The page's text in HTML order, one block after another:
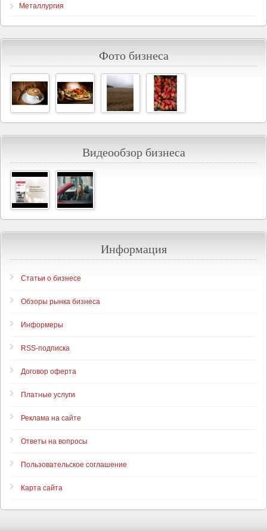
Металлургия
Фото бизнеса
Видеообзор бизнеса
Информация
Статьи о бизнесе
Обзоры рынка бизнеса
Информеры
RSS-подписка
Договор оферта
Платные услуги
Реклама на сайте
Ответы на вопросы
Пользовательское соглашение
Карта сайта